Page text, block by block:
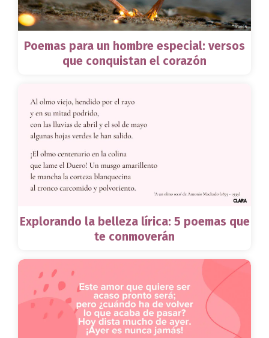
Poemas para un hombre especial: versos
que conquistan el corazón
Explorando la belleza lírica: 5 poemas que
te conmoverán